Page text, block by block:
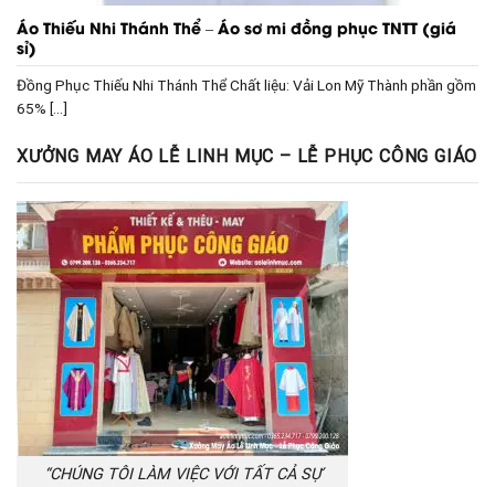
Áo Thiếu Nhi Thánh Thể – Áo sơ mi đồng phục TNTT (giá
sỉ)
Đồng Phục Thiếu Nhi Thánh Thể Chất liệu: Vải Lon Mỹ Thành phần gồm
65% [...]
XƯỞNG MAY ÁO LỄ LINH MỤC – LỄ PHỤC CÔNG GIÁO
“CHÚNG TÔI LÀM VIỆC VỚI TẤT CẢ SỰ